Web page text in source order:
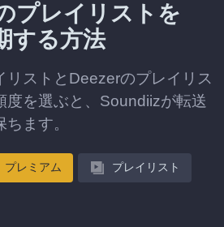
プレイリストを
する方法
リストとDeezerのプレイリス
度を選ぶと、Soundiizが転送
ます。
プレミアム プレイリスト